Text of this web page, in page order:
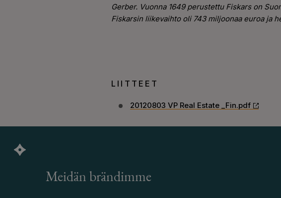
Gerber. Vuonna 1649 perustettu Fiskars on
Fiskarsin liikevaihto oli 743 miljoonaa euroa ja
LIITTEET
20120803 VP Real Estate _Fin.pdf
Meidän brändimme